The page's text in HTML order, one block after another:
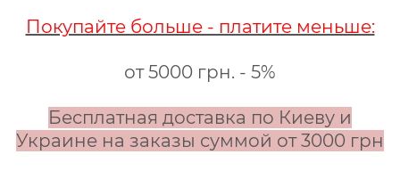
Покупайте больше - платите меньше:
от 5000 грн. - 5%
Бесплатная доставка по Киеву и
Украине на заказы суммой от 3000 грн